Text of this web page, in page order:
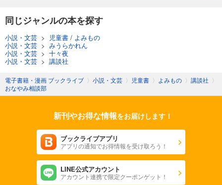
同じジャンルの本を探す
小説・文芸 > 児童書 / よみもの
小説・文芸 > みうらかれん
小説・文芸 > 十々夜
小説・文芸 > 講談社
電子書籍・漫画 ブックライブ 〉 小説・文芸 〉 児童書 〉 よみもの 〉 講談社 〉
おなやみ相談部
新刊やお得な情報をお届けします！
ブックライブアプリ
アプリの通知でお得情報を受け取ろう！
LINE公式アカウント
アカウント連携で限定クーポンゲット！